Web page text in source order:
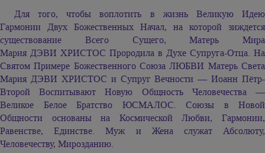
Для того, чтобы воплотить в жизнь Великую Идею
Гармонии Двух Божественных Начал, на которой зиждется
существование Всего Сущего, Матерь Мира
Мария ДЭВИ ХРИСТОС Прородила в Духе Супруга-Отца. На
Святом Примере Божественного Союза ЛЮБВИ Матерь Света
Мария ДЭВИ ХРИСТОС и Супруг Вечности — Иоанн Пётр-
Второй Воспитывают Новую Общность Человечества —
Великое Белое Братство ЮСМАЛОС. Союзы в Новой
Общности основаны на Космической Любви, Гармонии,
Равенстве, Единстве. Муж и Жена служат Абсолюту,
Человечеству, Мирозданию.